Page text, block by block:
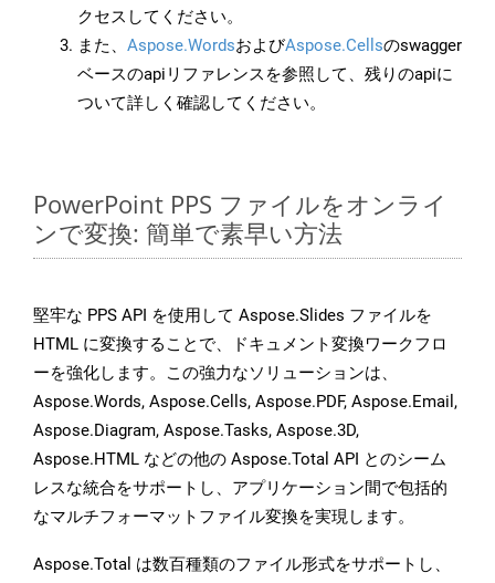
クセスしてください。
また、 Aspose.WordsおよびAspose.Cellsのswagger
ベースのapiリファレンスを参照して、残りのapiに
ついて詳しく確認してください。
PowerPoint PPS ファイルをオンライ
ンで変換: 簡単で素早い方法
堅牢な PPS API を使用して Aspose.Slides ファイルを
HTML に変換することで、ドキュメント変換ワークフロ
ーを強化します。この強力なソリューションは、
Aspose.Words, Aspose.Cells, Aspose.PDF, Aspose.Email,
Aspose.Diagram, Aspose.Tasks, Aspose.3D,
Aspose.HTML などの他の Aspose.Total API とのシーム
レスな統合をサポートし、アプリケーション間で包括的
なマルチフォーマットファイル変換を実現します。
Aspose.Total は数百種類のファイル形式をサポートし、